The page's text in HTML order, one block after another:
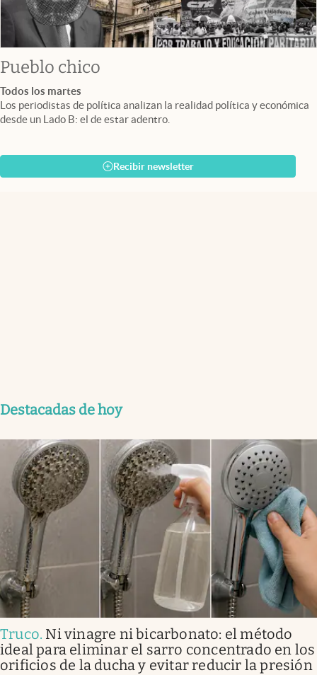
Pueblo chico
Todos los martes
Los periodistas de política analizan la realidad política y económica
desde un Lado B: el de estar adentro.
Recibir newsletter
Destacadas de hoy
Truco. Ni vinagre ni bicarbonato: el método
ideal para eliminar el sarro concentrado en los
orificios de la ducha y evitar reducir la presión